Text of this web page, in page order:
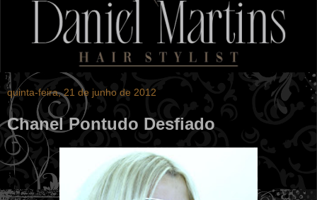
quinta-feira, 21 de junho de 2012
Chanel Pontudo Desfiado